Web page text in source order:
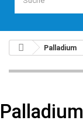
Palladium